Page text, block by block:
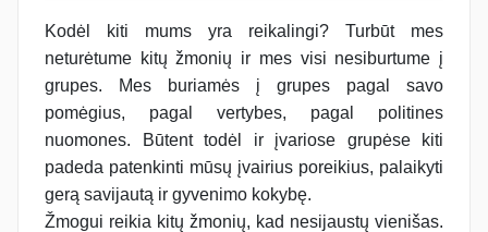
Kodėl kiti mums yra reikalingi? Turbūt mes
neturėtume kitų žmonių ir mes visi nesiburtume į
grupes. Mes buriamės į grupes pagal savo
pomėgius, pagal vertybes, pagal politines
nuomones. Būtent todėl ir įvariose grupėse kiti
padeda patenkinti mūsų įvairius poreikius, palaikyti
gerą savijautą ir gyvenimo kokybę.
Žmogui reikia kitų žmonių, kad nesijaustų vienišas.